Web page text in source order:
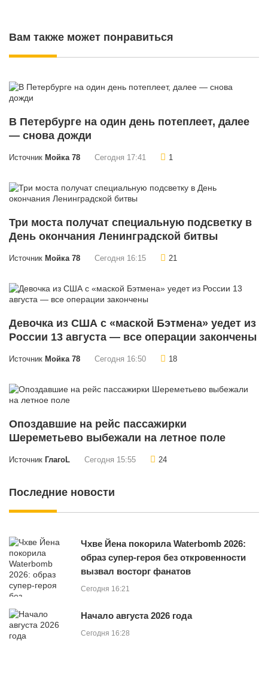
Вам также может понравиться
В Петербурге на один день потеплеет, далее
— снова дожди
Источник Мойка 78 Сегодня 17:41 1
Три моста получат специальную подсветку в
День окончания Ленинградской битвы
Источник Мойка 78 Сегодня 16:15 21
Девочка из США с «маской Бэтмена» уедет из
России 13 августа — все операции закончены
Источник Мойка 78 Сегодня 16:50 18
Опоздавшие на рейс пассажирки
Шереметьево выбежали на летное поле
Источник ГлагоL Сегодня 15:55 24
Последние новости
Чхве Йена покорила Waterbomb 2026:
образ супер-героя без откровенности
вызвал восторг фанатов
Сегодня 16:21
Начало августа 2026 года
Сегодня 16:28